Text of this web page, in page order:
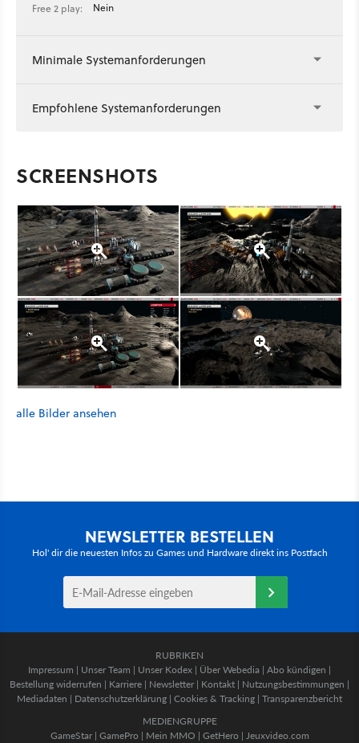
Free 2 play:
Nein
Minimale Systemanforderungen
Empfohlene Systemanforderungen
SCREENSHOTS
alle Bilder ansehen
NEWSLETTER BESTELLEN
Hol' dir die neuesten Infos zu Games und Hardware direkt ins Postfach
RUBRIKEN
Impressum | Unser Team | Unser Kodex | Über Webedia | Abo kündigen |
Bestellung widerrufen | Karriere | Newsletter | Kontakt | Nutzungsbestimmungen |
Mediadaten | Datenschutzerklärung | Cookies & Tracking | Transparenzbericht
MEDIENGRUPPE
GameStar| GamePro | Mein MMO | GetHero | Jeuxvideo.com